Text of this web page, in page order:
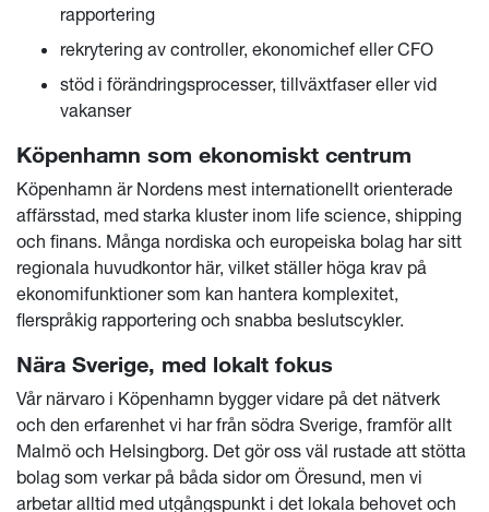
rapportering
rekrytering av controller, ekonomichef eller CFO
stöd i förändringsprocesser, tillväxtfaser eller vid
vakanser
Köpenhamn som ekonomiskt centrum
Köpenhamn är Nordens mest internationellt orienterade
affärsstad, med starka kluster inom life science, shipping
och finans. Många nordiska och europeiska bolag har sitt
regionala huvudkontor här, vilket ställer höga krav på
ekonomifunktioner som kan hantera komplexitet,
flerspråkig rapportering och snabba beslutscykler.
Nära Sverige, med lokalt fokus
Vår närvaro i Köpenhamn bygger vidare på det nätverk
och den erfarenhet vi har från södra Sverige, framför allt
Malmö och Helsingborg. Det gör oss väl rustade att stötta
bolag som verkar på båda sidor om Öresund, men vi
arbetar alltid med utgångspunkt i det lokala behovet och